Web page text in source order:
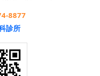
8877
診所